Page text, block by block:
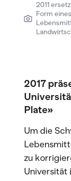
2011
Form
2017
Plate»
Um die
zu
Universität